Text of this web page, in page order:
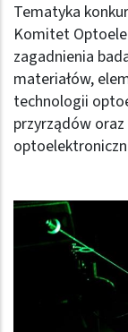
Tematyka
Komitet
zagadnienia
materiałów,
technologii
przyrządów